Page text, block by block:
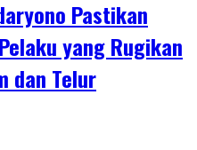
Pastikan
yang Rugikan
dan Telur